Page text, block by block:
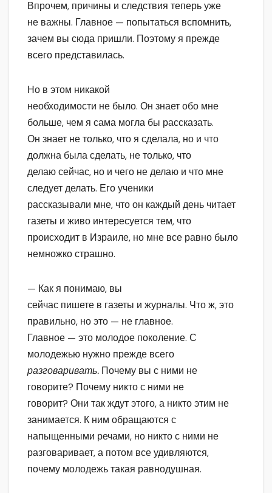
Впрочем, причины и следствия теперь уже
не важны. Главное — попытаться вспомнить,
зачем вы сюда пришли. Поэтому я прежде
всего представилась.
Но в этом никакой
необходимости не было. Он знает обо мне
больше, чем я сама могла бы рассказать.
Он знает не только, что я сделала, но и что
должна была сделать, не только, что
делаю сейчас, но и чего не делаю и что мне
следует делать. Его ученики
рассказывали мне, что он каждый день читает
газеты и живо интересуется тем, что
происходит в Израиле, но мне все равно было
немножко страшно.
— Как я понимаю, вы
сейчас пишете в газеты и журналы. Что ж, это
правильно, но это — не главное.
Главное — это молодое поколение. С
молодежью нужно прежде всего
разговаривать. Почему вы с ними не
говорите? Почему никто с ними не
говорит? Они так ждут этого, а никто этим не
занимается. К ним обращаются с
напыщенными речами, но никто с ними не
разговаривает, а потом все удивляются,
почему молодежь такая равнодушная.